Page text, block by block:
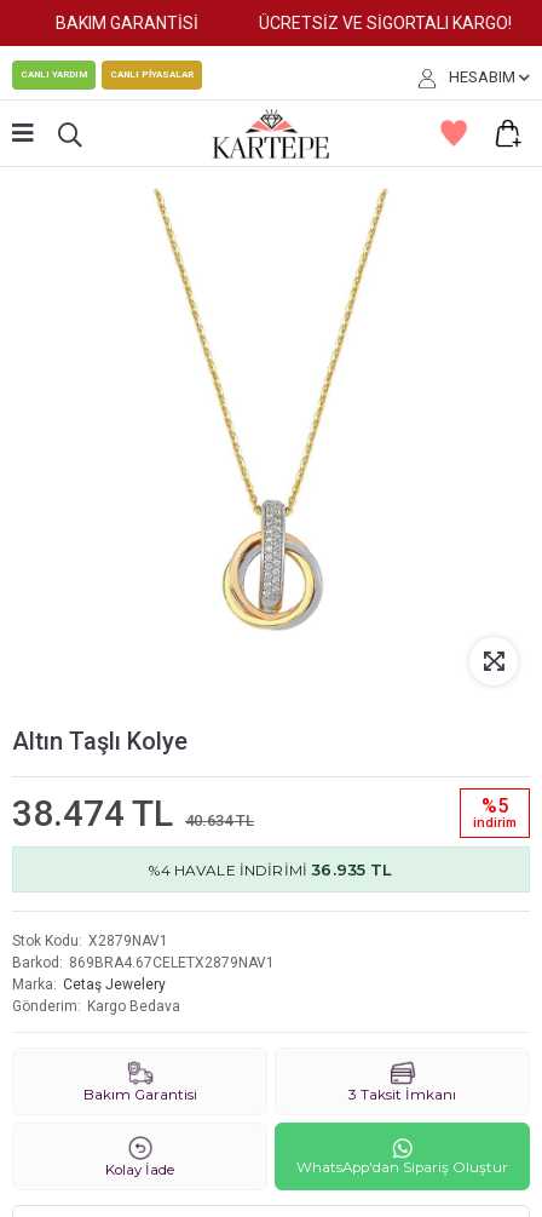
BAKIM GARANTİSİ ÜCRETSİZ VE SİGORTALI KARGO!
CANLI YARDIM CANLI PİYASALAR HESABIM
Altın Taşlı Kolye
38.474 TL 40.634 TL
%5
i̇ndi̇ri̇m
%4 HAVALE İNDİRİMİ36.935 TL
Stok Kodu
X2879NAV1
Barkod
869BRA4.67CELETX2879NAV1
Marka
Cetaş Jewelery
Gönderim
Kargo Bedava
Bakım Garantisi 3 Taksit İmkanı
Kolay İade WhatsApp'dan Sipariş Oluştur